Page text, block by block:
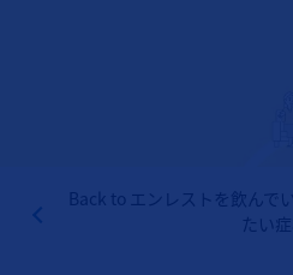
Back to エンレストを飲んで
たい